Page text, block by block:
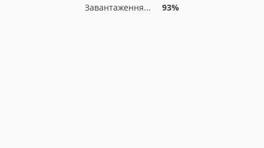
Завантаження... 93%